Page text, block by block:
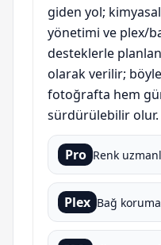
giden yol;
yönetimi ve plex/
desteklerle
olarak verilir;
fotoğrafta hem
sürdürülebilir olur.
Pro Renk
Plex Bağ koruma